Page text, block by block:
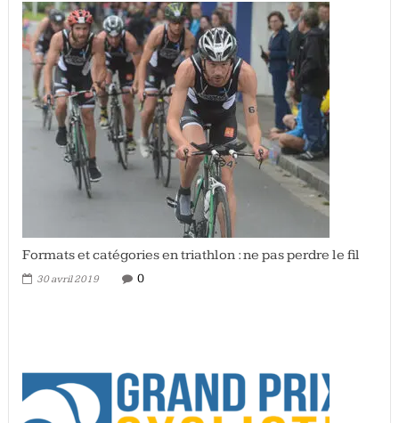
Formats et catégories en triathlon : ne pas perdre le fil
30 avril 2019 0